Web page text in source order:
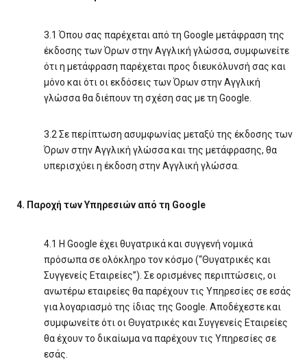
3.1 Όπου σας παρέχεται από τη Google μετάφραση της
έκδοσης των Όρων στην Αγγλική γλώσσα, συμφωνείτε
ότι η μετάφραση παρέχεται προς διευκόλυνσή σας και
μόνο και ότι οι εκδόσεις των Όρων στην Αγγλική
γλώσσα θα διέπουν τη σχέση σας με τη Google.
3.2 Σε περίπτωση ασυμφωνίας μεταξύ της έκδοσης των
Όρων στην Αγγλική γλώσσα και της μετάφρασης, θα
υπερισχύει η έκδοση στην Αγγλική γλώσσα.
4. Παροχή των Υπηρεσιών από τη Google
4.1 Η Google έχει θυγατρικά και συγγενή νομικά
πρόσωπα σε ολόκληρο τον κόσμο (“Θυγατρικές και
Συγγενείς Εταιρείες”). Σε ορισμένες περιπτώσεις, οι
ανωτέρω εταιρείες θα παρέχουν τις Υπηρεσίες σε εσάς
για λογαριασμό της ίδιας της Google. Αποδέχεστε και
συμφωνείτε ότι οι Θυγατρικές και Συγγενείς Εταιρείες
θα έχουν το δικαίωμα να παρέχουν τις Υπηρεσίες σε
εσάς.